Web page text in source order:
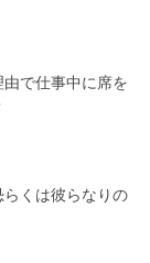
で仕事中に席を
くは彼らなりの